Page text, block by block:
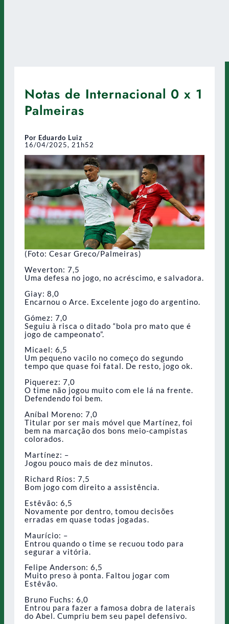
Notas de Internacional 0 x 1
Palmeiras
Por Eduardo Luiz
16/04/2025, 21h52
(Foto: Cesar Greco/Palmeiras)
Weverton: 7,5
Uma defesa no jogo, no acréscimo, e salvadora.
Giay: 8,0
Encarnou o Arce. Excelente jogo do argentino.
Gómez: 7,0
Seguiu à risca o ditado “bola pro mato que é
jogo de campeonato”.
Micael: 6,5
Um pequeno vacilo no começo do segundo
tempo que quase foi fatal. De resto, jogo ok.
Piquerez: 7,0
O time não jogou muito com ele lá na frente.
Defendendo foi bem.
Aníbal Moreno: 7,0
Titular por ser mais móvel que Martínez, foi
bem na marcação dos bons meio-campistas
colorados.
Martínez: –
Jogou pouco mais de dez minutos.
Richard Ríos: 7,5
Bom jogo com direito a assistência.
Estêvão: 6,5
Novamente por dentro, tomou decisões
erradas em quase todas jogadas.
Maurício: –
Entrou quando o time se recuou todo para
segurar a vitória.
Felipe Anderson: 6,5
Muito preso à ponta. Faltou jogar com
Estêvão.
Bruno Fuchs: 6,0
Entrou para fazer a famosa dobra de laterais
do Abel. Cumpriu bem seu papel defensivo.